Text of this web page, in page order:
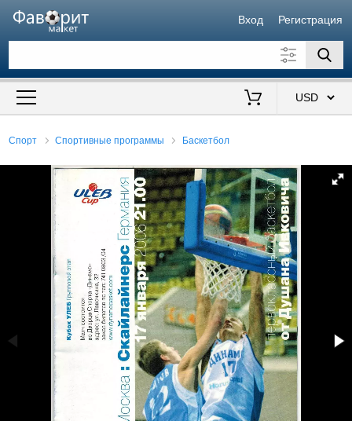
Вход Регистрация
Искать также в описании
Спорт Спортивные программы Баскетбол